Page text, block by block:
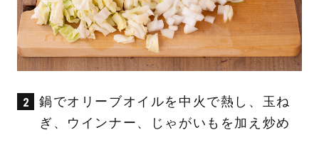
鍋でオリーブオイルを中火で熱し、玉ね
ぎ、ウインナー、じゃがいもを加え炒め